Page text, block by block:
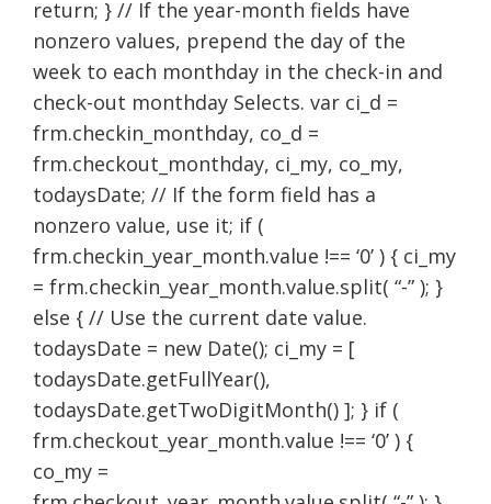
return; } // If the year-month fields have
nonzero values, prepend the day of the
week to each monthday in the check-in and
check-out monthday Selects. var ci_d =
frm.checkin_monthday, co_d =
frm.checkout_monthday, ci_my, co_my,
todaysDate; // If the form field has a
nonzero value, use it; if (
frm.checkin_year_month.value !== ‘0’ ) { ci_my
= frm.checkin_year_month.value.split( “-” ); }
else { // Use the current date value.
todaysDate = new Date(); ci_my = [
todaysDate.getFullYear(),
todaysDate.getTwoDigitMonth() ]; } if (
frm.checkout_year_month.value !== ‘0’ ) {
co_my =